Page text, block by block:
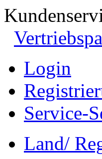
Login
Service-
Land/